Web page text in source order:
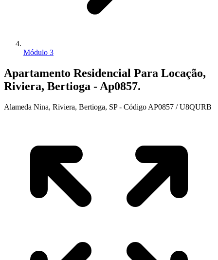
Módulo 3
Apartamento Residencial Para Locação,
Riviera, Bertioga - Ap0857.
Alameda Nina, Riviera, Bertioga, SP - Código AP0857 / U8QURB